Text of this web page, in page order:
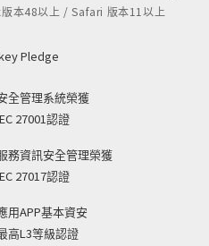
本48以上 / Safari 版本11以上
Pledge
全管理系統榮獲
27001認證
務資訊安全管理榮獲
27017認證
用APP基本資安
高L3等級認證